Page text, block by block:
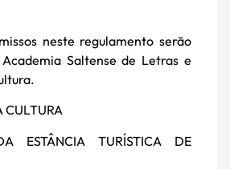
neste regulamento serão
Saltense de Letras e
CULTURA
ESTÂNCIA TURÍSTICA DE